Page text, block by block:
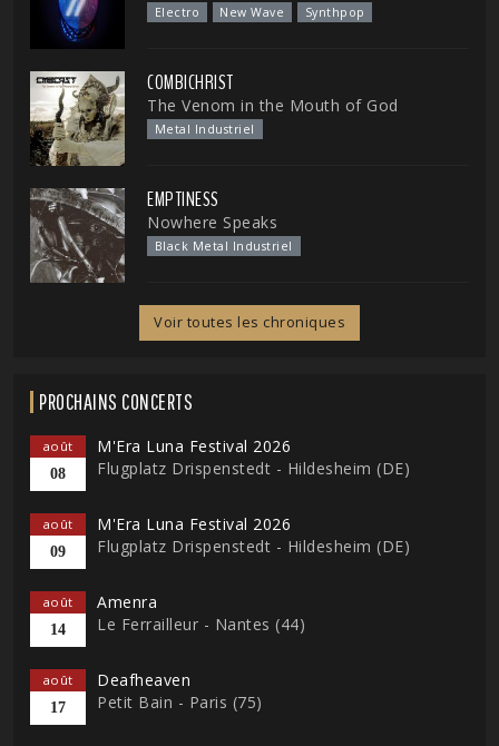
Electro New Wave Synthpop
COMBICHRIST
The Venom in the Mouth of God
Metal Industriel
EMPTINESS
Nowhere Speaks
Black Metal Industriel
Voir toutes les chroniques
PROCHAINS CONCERTS
août
08
M'Era Luna Festival 2026
Flugplatz Drispenstedt - Hildesheim (DE)
août
09
M'Era Luna Festival 2026
Flugplatz Drispenstedt - Hildesheim (DE)
août
14
Amenra
Le Ferrailleur - Nantes (44)
août
17
Deafheaven
Petit Bain - Paris (75)